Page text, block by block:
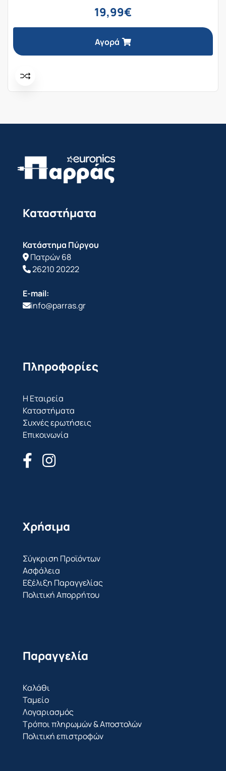
19,99€
Αγορά
Καταστήματα
Κατάστημα Πύργου
Πατρών 68
26210 20222
E-mail:
info@parras.gr
Πληροφορίες
Η Εταιρεία
Καταστήματα
Συχνές ερωτήσεις
Επικοινωνία
Χρήσιμα
Σύγκριση Προϊόντων
Ασφάλεια
Εξέλιξη Παραγγελίας
Πολιτική Απορρήτου
Παραγγελία
Καλάθι
Ταμείο
Λογαριασμός
Τρόποι πληρωμών & Αποστολών
Πολιτική επιστροφών